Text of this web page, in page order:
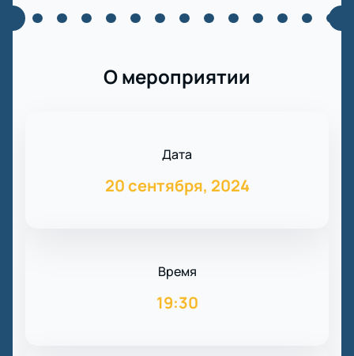
О мероприятии
Дата
20 сентября, 2024
Время
19:30